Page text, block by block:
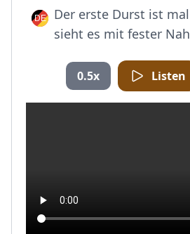
Der erste Durst ist
sieht es mit fester
0.5x Listen